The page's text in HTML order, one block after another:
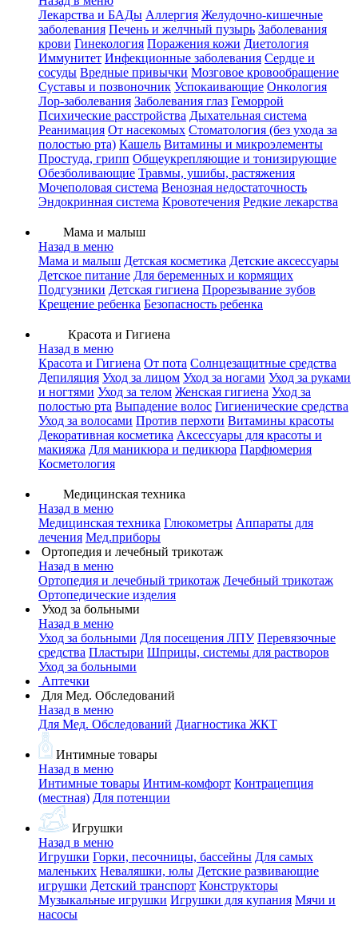
Лекарства и БАДы Аллергия Желудочно-кишечные
заболевания Печень и желчный пузырь Заболевания
крови Гинекология Поражения кожи Диетология
Иммунитет Инфекционные заболевания Сердце и
сосуды Вредные привычки Мозговое кровообращение
Суставы и позвоночник Успокаивающие Онкология
Лор-заболевания Заболевания глаз Геморрой
Психические расстройства Дыхательная система
Реанимация От насекомых Стоматология (без ухода за
полостью рта) Кашель Витамины и микроэлементы
Простуда, грипп Общеукрепляющие и тонизирующие
Обезболивающие Травмы, ушибы, растяжения
Мочеполовая система Венозная недостаточность
Эндокринная система Кровотечения Редкие лекарства
Мама и малыш
Назад в меню
Мама и малыш Детская косметика Детские аксессуары
Детское питание Для беременных и кормящих
Подгузники Детская гигиена Прорезывание зубов
Крещение ребенка Безопасность ребенка
Красота и Гигиена
Назад в меню
Красота и Гигиена От пота Солнцезащитные средства
Депиляция Уход за лицом Уход за ногами Уход за руками
и ногтями Уход за телом Женская гигиена Уход за
полостью рта Выпадение волос Гигиенические средства
Уход за волосами Против перхоти Витамины красоты
Декоративная косметика Аксессуары для красоты и
макияжа Для маникюра и педикюра Парфюмерия
Косметология
Медицинская техника
Назад в меню
Медицинская техника Глюкометры Аппараты для
лечения Мед.приборы
Ортопедия и лечебный трикотаж
Назад в меню
Ортопедия и лечебный трикотаж Лечебный трикотаж
Ортопедические изделия
Уход за больными
Назад в меню
Уход за больными Для посещения ЛПУ Перевязочные
средства Пластыри Шприцы, системы для растворов
Уход за больными
Аптечки
Для Мед. Обследований
Назад в меню
Для Мед. Обследований Диагностика ЖКТ
Интимные товары
Назад в меню
Интимные товары Интим-комфорт Контрацепция
(местная) Для потенции
Игрушки
Назад в меню
Игрушки Горки, песочницы, бассейны Для самых
маленьких Неваляшки, юлы Детские развивающие
игрушки Детский транспорт Конструкторы
Музыкальные игрушки Игрушки для купания Мячи и
насосы